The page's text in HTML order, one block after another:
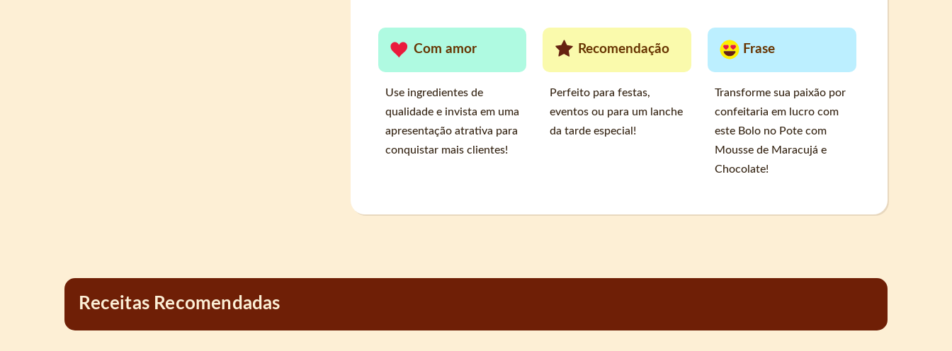
Com amor
Use ingredientes de
qualidade e invista em uma
apresentação atrativa para
conquistar mais clientes!
Recomendação
Perfeito para festas,
eventos ou para um lanche
da tarde especial!
Frase
Transforme sua paixão por
confeitaria em lucro com
este Bolo no Pote com
Mousse de Maracujá e
Chocolate!
Receitas Recomendadas